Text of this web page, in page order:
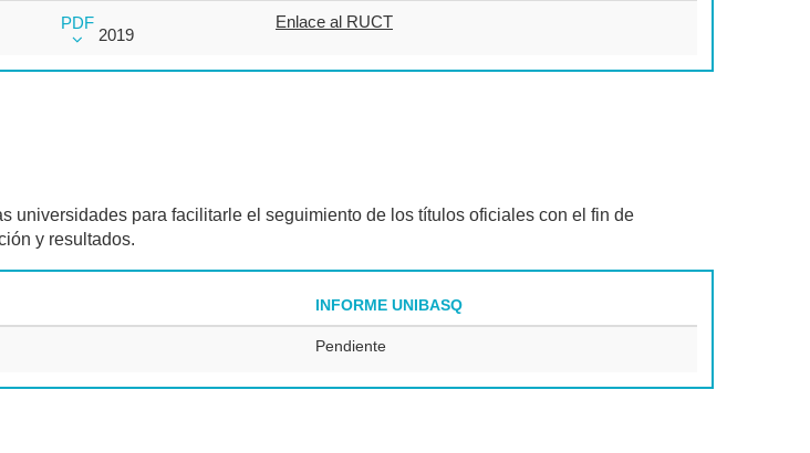
PDF
2019
Enlace al RUCT
universidades para facilitarle el seguimiento de los títulos oficiales con el fin de
y resultados.
INFORME UNIBASQ
Pendiente